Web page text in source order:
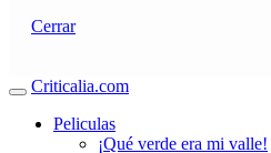
Cerrar
Criticalia.com
Peliculas
¡Qué verde era mi valle!